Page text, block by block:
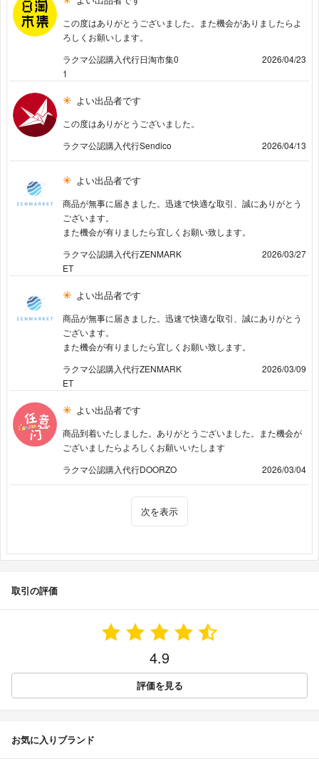
この度はありがとうございました。また機会がありましたらよ
ろしくお願いします。
ラクマ公認購入代行日淘市集0
1
2026/04/23
よい出品者です
この度はありがとうございました。
ラクマ公認購入代行Sendico
2026/04/13
よい出品者です
商品が無事に届きました。迅速で快適な取引、誠にありがとう
ございます。
また機会が有りましたら宜しくお願い致します。
ラクマ公認購入代行ZENMARK
ET
2026/03/27
よい出品者です
商品が無事に届きました。迅速で快適な取引、誠にありがとう
ございます。
また機会が有りましたら宜しくお願い致します。
ラクマ公認購入代行ZENMARK
ET
2026/03/09
よい出品者です
商品到着いたしました。ありがとうございました。また機会が
ございましたらよろしくお願いいたします
ラクマ公認購入代行DOORZO
2026/03/04
次を表示
取引の評価
4.9
評価を見る
お気に入りブランド